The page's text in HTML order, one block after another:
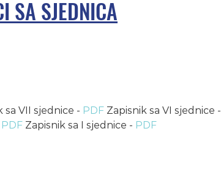
SA SJEDNICA
sa VII sjednice - PDF Zapisnik sa VI sjednice -
PDF Zapisnik sa I sjednice - PDF